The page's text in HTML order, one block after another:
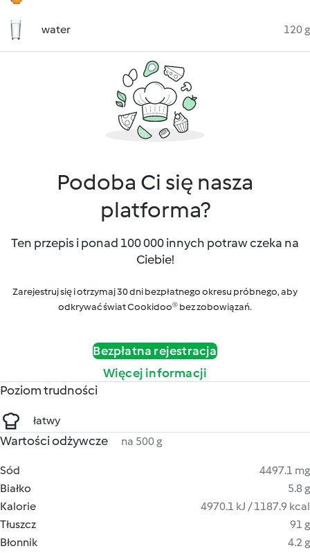
water 120 g
Podoba Ci się nasza
platforma?
Ten przepis i ponad 100 000 innych potraw czeka na
Ciebie!
Zarejestruj się i otrzymaj 30 dni bezpłatnego okresu próbnego, aby
odkrywać świat Cookidoo® bez zobowiązań.
Bezpłatna rejestracja
Więcej informacji
Poziom trudności
łatwy
Wartości odżywcze na 500 g
Sód
4497.1 mg
Białko
5.8 g
Kalorie
4970.1 kJ / 1187.9 kcal
Tłuszcz
91 g
Błonnik
4.2 g